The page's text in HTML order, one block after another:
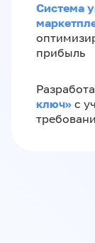
Система
прибыль
ключ»‎ с